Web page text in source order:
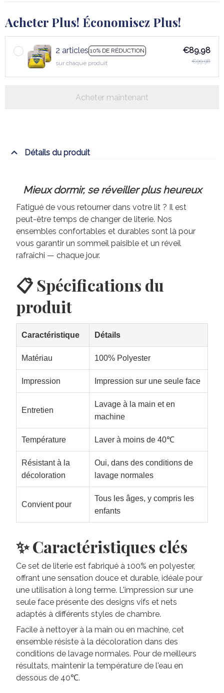
Acheter Plus! Économisez Plus!
2 articles 10% DE RÉDUCTION
sur chaque produit
€89,98
€99,98
Acheter maintenant
Détails du produit
Mieux dormir, se réveiller plus heureux
Fatigué de vous retourner dans votre lit ? Il est
peut-être temps de changer de literie. Nos
ensembles confortables et durables sont là pour
vous garantir un sommeil paisible et un réveil
rafraîchi — chaque jour.
📋 Spécifications du
produit
Caractéristique Détails
Matériau 100% Polyester
Impression Impression sur une seule face
Entretien
Lavage à la main et en
machine
Température Laver à moins de 40℃
Résistant à la
décoloration
Oui, dans des conditions de
lavage normales
Convient pour
Tous les âges, y compris les
enfants
✨ Caractéristiques clés
Ce set de literie est fabriqué à 100% en polyester,
offrant une sensation douce et durable, idéale pour
une utilisation à long terme. L'impression sur une
seule face présente des designs vifs et nets
adaptés à différents styles de chambre.
Facile à nettoyer à la main ou en machine, cet
ensemble résiste à la décoloration dans des
conditions de lavage normales. Pour de meilleurs
résultats, maintenir la température de l'eau en
dessous de 40℃.